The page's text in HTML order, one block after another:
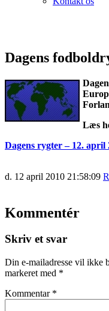
Dagens
Læs
Dagens rygter – 12. april
d. 12 april 2010 21:58:09
Kommentér
Skriv et svar
Din e-mailadresse vil ikke
markeret med *
Kommentar *